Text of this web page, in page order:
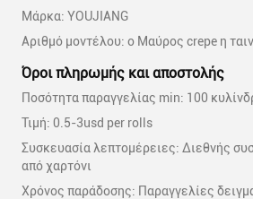
Μάρκα: YOUJIANG
Αριθμό μοντέλου: ο Μαύρος crepe η
Όροι πληρωμής και αποστολής
Ποσότητα παραγγελίας min: 100
Τιμή: 0.5-3usd per rolls
Συσκευασία λεπτομέρειες: Διεθνής
από χαρτόνι
Χρόνος παράδοσης: Παραγγελίες